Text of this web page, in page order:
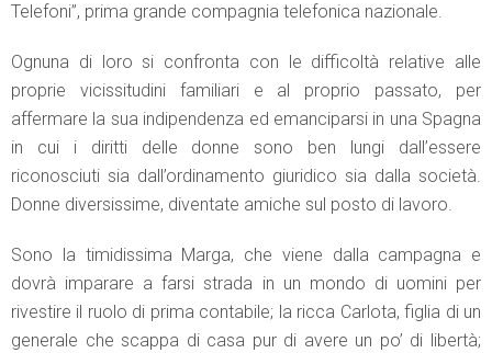
Telefoni”, prima grande compagnia telefonica nazionale.
Ognuna di loro si confronta con le difficoltà relative alle
proprie vicissitudini familiari e al proprio passato, per
affermare la sua indipendenza ed emanciparsi in una Spagna
in cui i diritti delle donne sono ben lungi dall’essere
riconosciuti sia dall’ordinamento giuridico sia dalla società.
Donne diversissime, diventate amiche sul posto di lavoro.
Sono la timidissima Marga, che viene dalla campagna e
dovrà imparare a farsi strada in un mondo di uomini per
rivestire il ruolo di prima contabile; la ricca Carlota, figlia di un
generale che scappa di casa pur di avere un po’ di libertà;